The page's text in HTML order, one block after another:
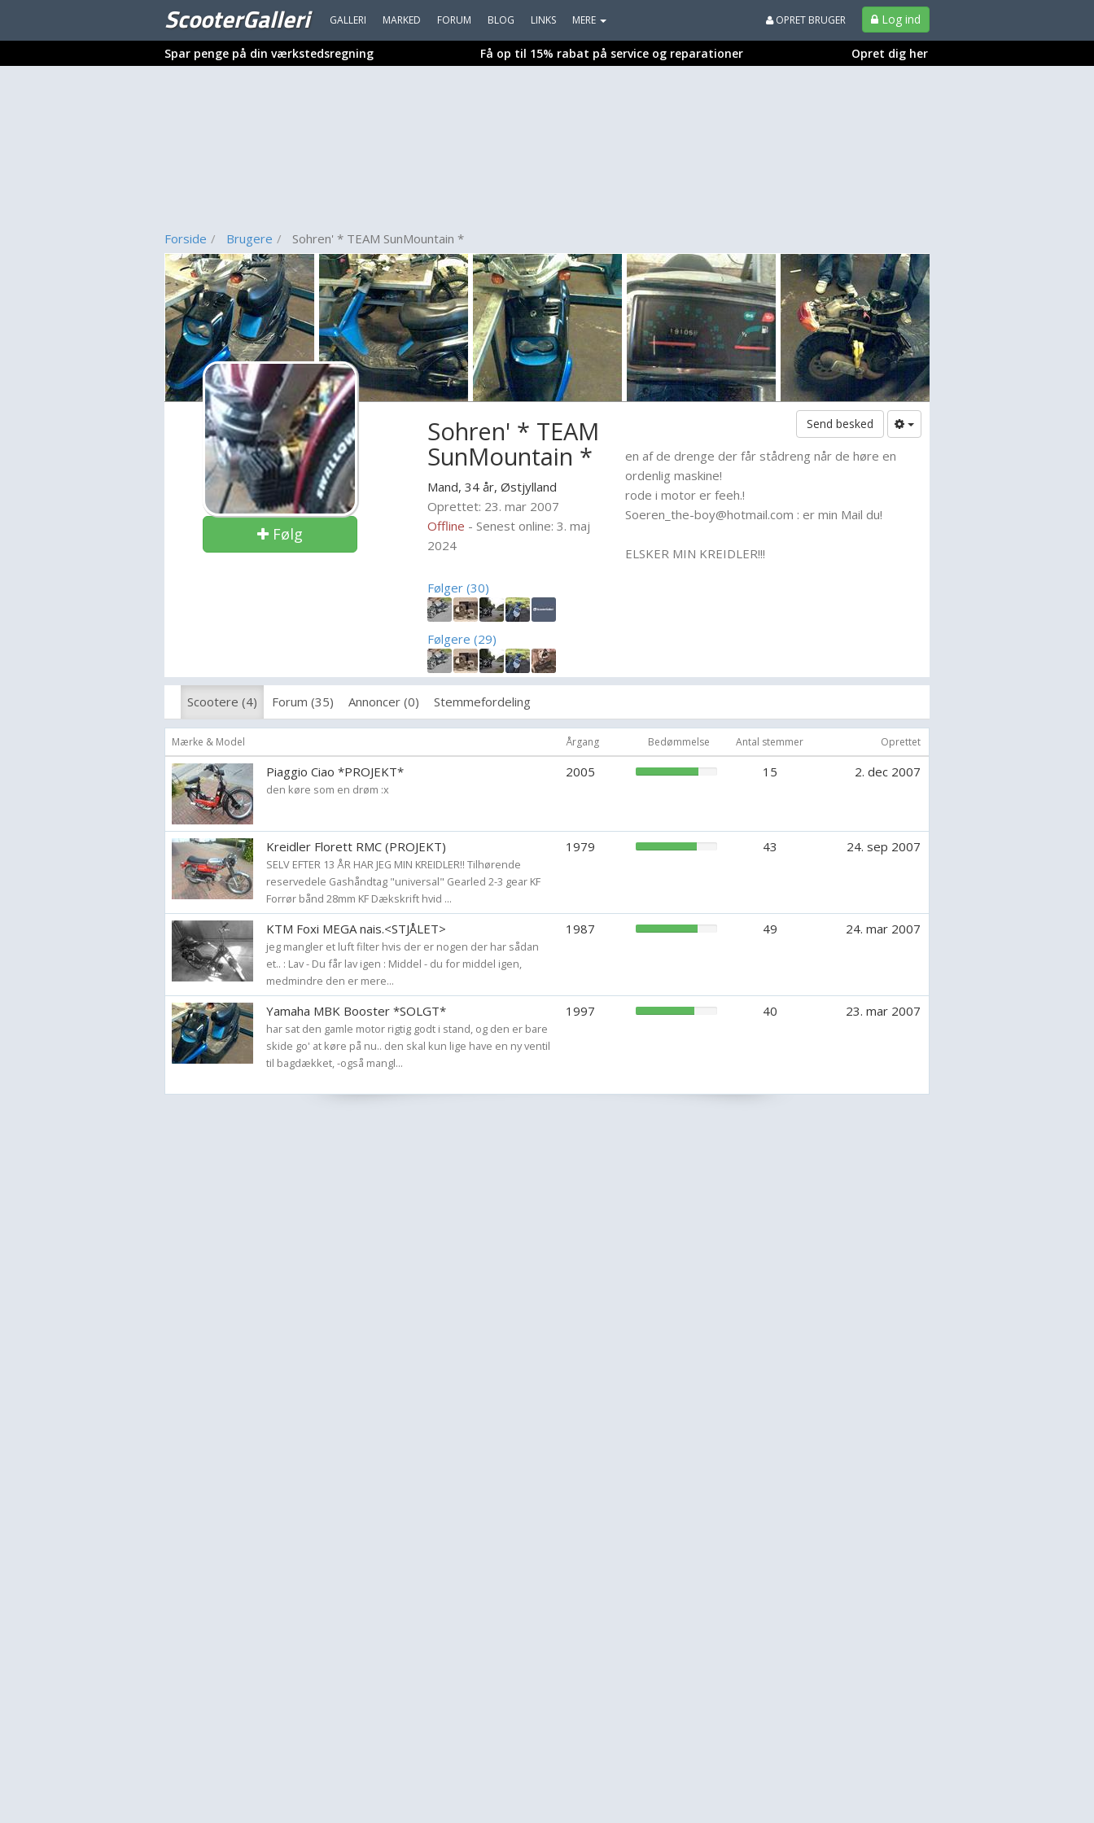
ScooterGalleri GALLERI MARKED FORUM BLOG LINKS MERE Log ind
OPRET BRUGER
Spar penge på din værkstedsregning Få op til 15% rabat på service og reparationer Opret dig her
Forside Brugere Sohren' * TEAM SunMountain *
Følg
Sohren' * TEAM
SunMountain *
Mand, 34 år,Østjylland
Oprettet: 23. mar 2007
Offline - Senest online: 3. maj
2024
Følger (30)
Følgere (29)
Send besked
en af de drenge der får stådreng når de høre en
ordenlig maskine!
rode i motor er feeh.!
Soeren_the-boy@hotmail.com : er min Mail du!
ELSKER MIN KREIDLER!!!
Scootere (4) Forum (35) Annoncer (0) Stemmefordeling
Mærke & Model Årgang Bedømmelse Antal stemmer Oprettet
Piaggio Ciao *PROJEKT*
den køre som en drøm :x
2005 15 2. dec 2007
Kreidler Florett RMC (PROJEKT)
SELV EFTER 13 ÅR HAR JEG MIN KREIDLER!! Tilhørende
reservedele Gashåndtag "universal" Gearled 2-3 gear KF
Forrør bånd 28mm KF Dækskrift hvid ...
1979 43 24. sep 2007
KTM Foxi MEGA nais.<STJÅLET>
jeg mangler et luft filter hvis der er nogen der har sådan
et.. : Lav - Du får lav igen : Middel - du for middel igen,
medmindre den er mere...
1987 49 24. mar 2007
Yamaha MBK Booster *SOLGT*
har sat den gamle motor rigtig godt i stand, og den er bare
skide go' at køre på nu.. den skal kun lige have en ny ventil
til bagdækket, -også mangl...
1997 40 23. mar 2007